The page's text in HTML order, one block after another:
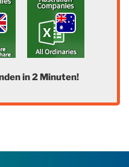
in 2 Minuten!